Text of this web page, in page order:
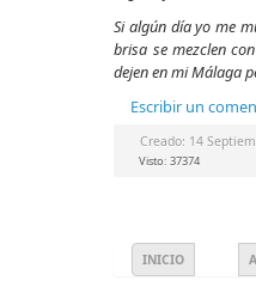
Si algún día yo me
brisa se mezclen
dejen en mi Málaga
Escribir un
Creado: 14
Visto: 37374
INICIO